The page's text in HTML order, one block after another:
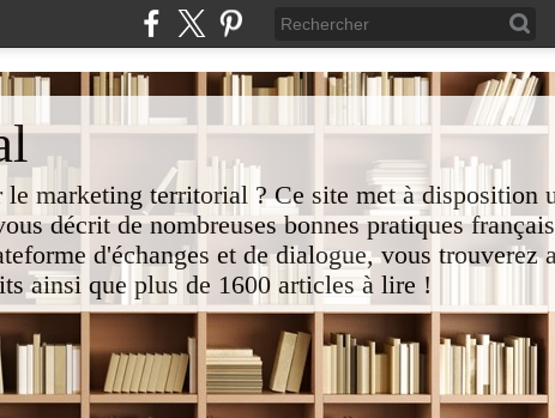
marketing territorial ? Ce site met à disposition
décrit de nombreuses bonnes pratiques
d'échanges et de dialogue, vous trouverez
ainsi que plus de 1600 articles à lire !